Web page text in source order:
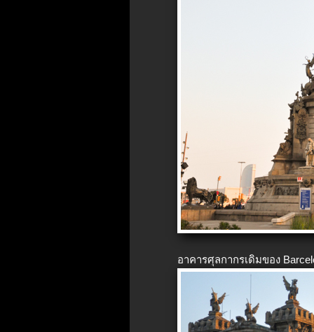
อาคารศุลกากรเดิมของ